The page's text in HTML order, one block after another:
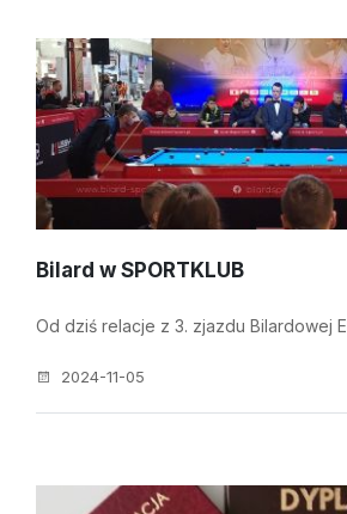
Bilard w SPORTKLUB
Od dziś relacje z 3. zjazdu Bilardowej
2024-11-05